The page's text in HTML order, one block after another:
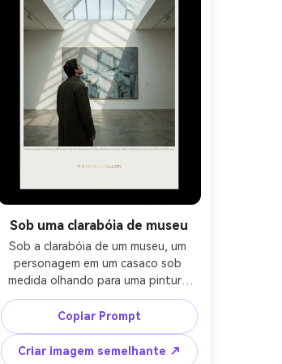
Sob uma clarabóia de museu
Sob a clarabóia de um museu, um
personagem em um casaco sob
medida olhando para uma pintura
abstrata, feixes de luz do dia fresca
e sombras suaves, vibe de pôster
indie elevado, Fujifilm X-T5 56mm
f/1.2, composição limpa com espaço
Copiar Prompt
Criar imagem semelhante ↗